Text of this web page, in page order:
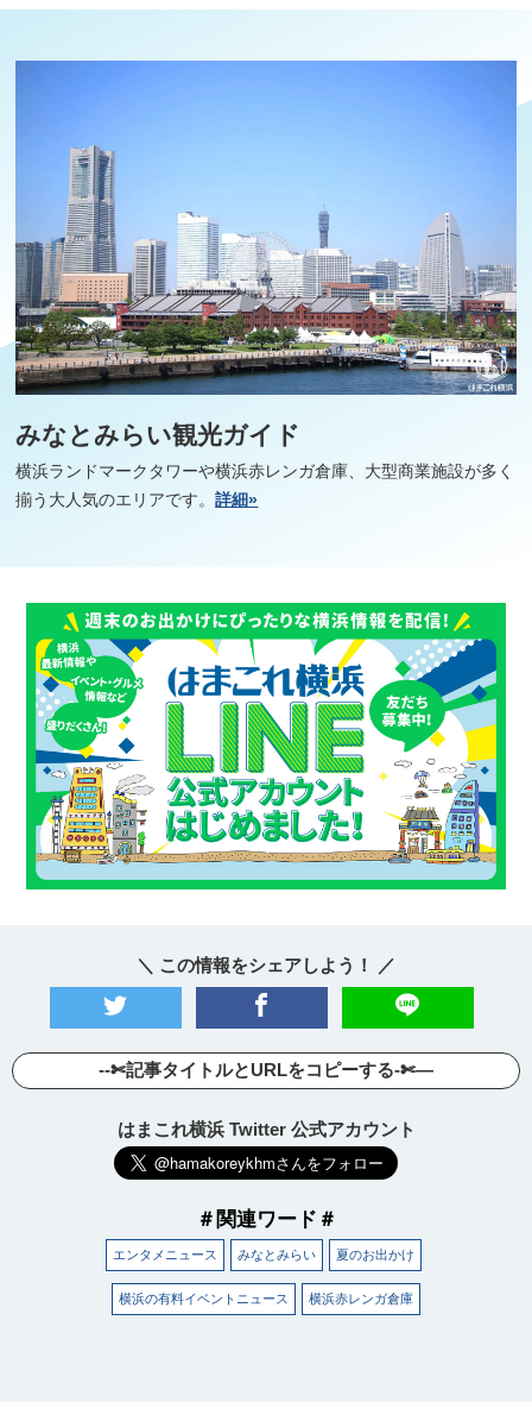
みなとみらい観光ガイド
横浜ランドマークタワーや横浜赤レンガ倉庫、大型商業施設が多く
揃う大人気のエリアです。詳細»
＼ この情報をシェアしよう！ ／
--✄記事タイトルとURLをコピーする-✄—
はまこれ横浜 Twitter 公式アカウント
＃関連ワード＃
エンタメニュース みなとみらい 夏のお出かけ
横浜の有料イベントニュース 横浜赤レンガ倉庫